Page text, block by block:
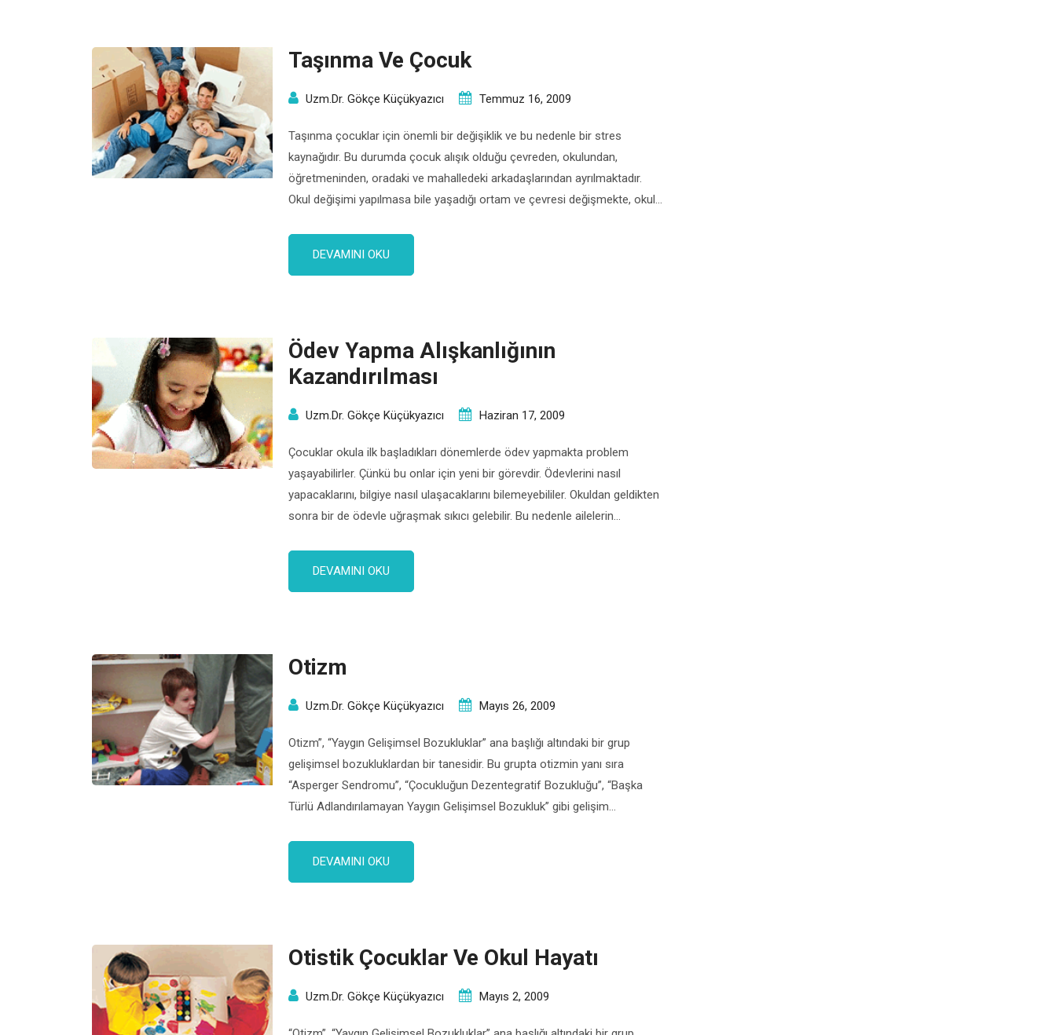
Taşınma Ve Çocuk
Uzm.Dr. Gökçe Küçükyazıcı Temmuz 16, 2009
Taşınma çocuklar için önemli bir değişiklik ve bu nedenle bir stres
kaynağıdır. Bu durumda çocuk alışık olduğu çevreden, okulundan,
öğretmeninden, oradaki ve mahalledeki arkadaşlarından ayrılmaktadır.
Okul değişimi yapılmasa bile yaşadığı ortam ve çevresi değişmekte, okula
saatlerinde değişmeler olabilmektedir. Taşınma gibi önemli değişikliklere
her çocuğun tepkisi […]
DEVAMINI OKU
Ödev Yapma Alışkanlığının
Kazandırılması
Uzm.Dr. Gökçe Küçükyazıcı Haziran 17, 2009
Çocuklar okula ilk başladıkları dönemlerde ödev yapmakta problem
yaşayabilirler. Çünkü bu onlar için yeni bir görevdir. Ödevlerini nasıl
yapacaklarını, bilgiye nasıl ulaşacaklarını bilemeyebililer. Okuldan geldikten
sonra bir de ödevle uğraşmak sıkıcı gelebilir. Bu nedenle ailelerin
etmeleri faydalıdır. Ancak yardım etmek çocukları yorulduğunda onların
yerine çocukların ödevini yapmak değil, […]
DEVAMINI OKU
Otizm
Uzm.Dr. Gökçe Küçükyazıcı Mayıs 26, 2009
Otizm”, “Yaygın Gelişimsel Bozukluklar” ana başlığı altındaki bir grup
gelişimsel bozukluklardan bir tanesidir. Bu grupta otizmin yanı sıra
“Asperger Sendromu”, “Çocukluğun Dezentegratif Bozukluğu”, “Başka
Türlü Adlandırılamayan Yaygın Gelişimsel Bozukluk” gibi gelişim
kendini gösterebilir. Ne zaman otizmden şüphelenilmeli? Otistik çocuklar
sözel iletişim, duygusal ve sosyal […]
DEVAMINI OKU
Otistik Çocuklar Ve Okul Hayatı
Uzm.Dr. Gökçe Küçükyazıcı Mayıs 2, 2009